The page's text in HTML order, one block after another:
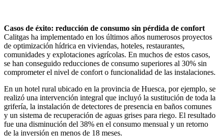
Casos de éxito: reducción de consumo sin pérdida de confort
Calitgas ha implementado en los últimos años numerosos proyectos
de optimización hídrica en viviendas, hoteles, restaurantes,
comunidades y explotaciones agrícolas. En muchos de estos casos,
se han conseguido reducciones de consumo superiores al 30% sin
comprometer el nivel de confort o funcionalidad de las instalaciones.
En un hotel rural ubicado en la provincia de Huesca, por ejemplo, se
realizó una intervención integral que incluyó la sustitución de toda la
grifería, la instalación de detectores de presencia en baños comunes
y un sistema de recuperación de aguas grises para riego. El resultado
fue una disminución del 38% en el consumo mensual y un retorno
de la inversión en menos de 18 meses.